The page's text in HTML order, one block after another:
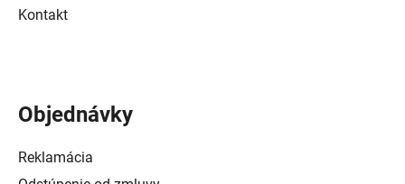
Kontakt
Objednávky
Reklamácia